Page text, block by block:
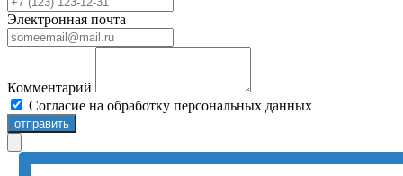
Электронная почта
Комментарий
Согласие на обработку персональных данных
отправить